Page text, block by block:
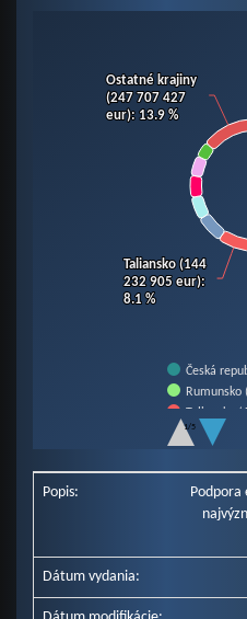
Pie chart with 9 slices.
View as data table, Chart
Taliansko (144
232 905 eur):
8.1 %
Taliansko (144
232 905 eur):
8.1 %
Ostatné krajiny
(247 707 427
eur): 13.9 %
Ostatné krajiny
(247 707 427
eur): 13.9 %
Česká
Rumunsko
Taliansko
Rakúsko
Poľsko (95
Maďarsko
Ostatné
1/5
Popis:
Podpora
Dátum vydania: